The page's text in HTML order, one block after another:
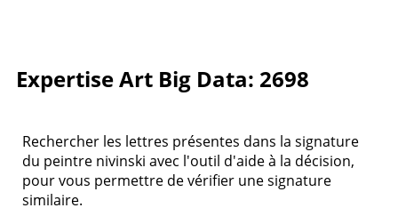
Expertise Art Big Data: 2698
Rechercher les lettres présentes dans la signature
du peintre nivinski avec l'outil d'aide à la décision,
pour vous permettre de vérifier une signature
similaire.